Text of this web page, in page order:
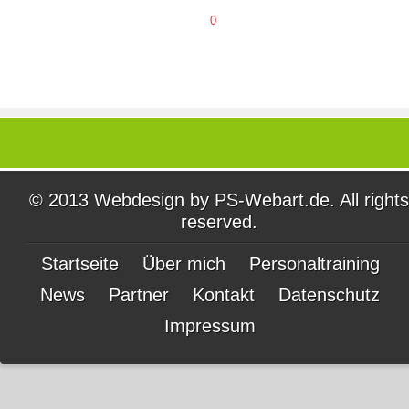
0
© 2013 Webdesign by PS-Webart.de. All rights
reserved.
Startseite Über mich
Personaltraining
News
Partner Kontakt
Datenschutz
Impressum